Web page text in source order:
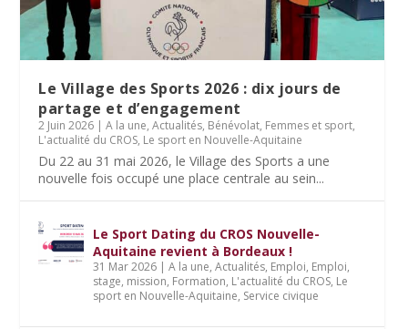
Le Village des Sports 2026 : dix jours de
partage et d’engagement
2 Juin 2026 |A la une,Actualités, Bénévolat, Femmes et sport,
L'actualité du CROS, Le sport en Nouvelle-Aquitaine
Du 22 au 31 mai 2026, le Village des Sports a une
nouvelle fois occupé une place centrale au sein...
Le Sport Dating du CROS Nouvelle-
Aquitaine revient à Bordeaux !
31 Mar 2026 |A la une,Actualités, Emploi, Emploi,
stage, mission, Formation, L'actualité du CROS, Le
sport en Nouvelle-Aquitaine, Service civique